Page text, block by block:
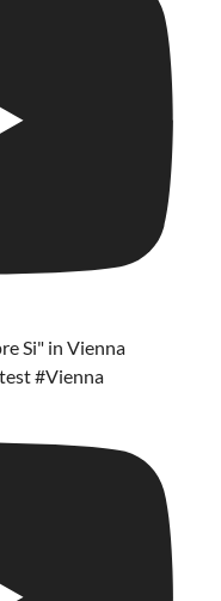
Si" in Vienna
#Vienna